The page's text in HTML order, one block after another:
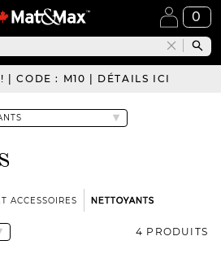
0
| CODE : M10 | DÉTAILS ICI
ACCESSOIRES NETTOYANTS
4 PRODUITS